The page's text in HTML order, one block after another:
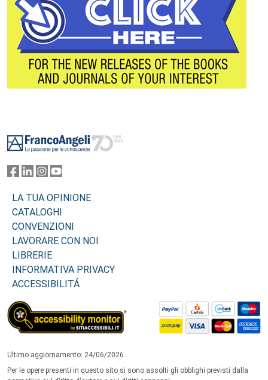
LA TUA OPINIONE
CATALOGHI
CONVENZIONI
LAVORARE CON NOI
LIBRERIE
INFORMATIVA PRIVACY
ACCESSIBILITÁ
Ultimo aggiornamento: 24/06/2026
Per le opere presenti in questo sito si sono assolti gli obblighi previsti dalla